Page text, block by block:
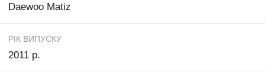
Daewoo Matiz
РІК ВИПУСКУ
2011 р.